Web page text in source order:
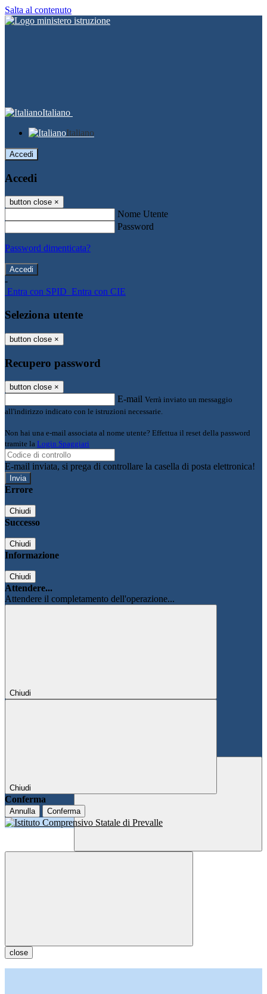
Salta al contenuto
Italiano
Italiano
Accedi
Accedi
button close ×
Nome Utente
Password
Password dimenticata?
-
Entra con SPID Entra con CIE
Seleziona utente
button close ×
Recupero password
button close ×
E-mail Verrà inviato un messaggio
all'indirizzo indicato con le istruzioni necessarie.
Non hai una e-mail associata al nome utente? Effettua il reset della password
tramite la Login Spaggiari
E-mail inviata, si prega di controllare la casella di posta elettronica!
Errore
Chiudi
Successo
Chiudi
Informazione
Chiudi
Attendere...
Attendere il completamento dell'operazione...
Chiudi
Chiudi
Conferma
Annulla Conferma
close